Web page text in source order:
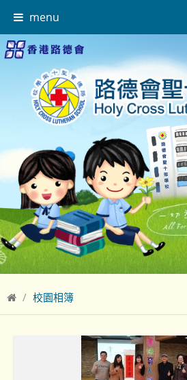
menu
校園相簿